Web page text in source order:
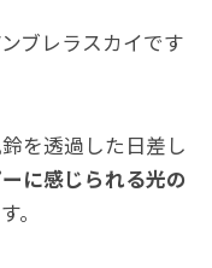
ブレラスカイです
を透過した日差し
に感じられる光の
。